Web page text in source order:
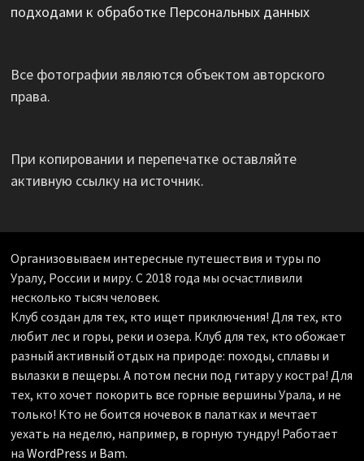
подходами к обработке Персональных данных
Все фотографии являются объектом авторского
права.
При копировании и перепечатке оставляйте
активную ссылку на источник.
Организовываем интересные путешествия и туры по
Уралу, России и миру. С 2018 года мы осчастливили
несколько тысяч человек.
Клуб создан для тех, кто ищет приключения! Для тех, кто
любит лес и горы, реки и озера. Клуб для тех, кто обожает
разный активный отдых на природе: походы, сплавы и
вылазки в пещеры. А потом песни под гитару у костра! Для
тех, кто хочет покорить все горные вершины Урала, и не
только! Кто не боится ночевок в палатках и мечтает
уехать на неделю, например, в горную тундру! Работает
на WordPress и Bam.